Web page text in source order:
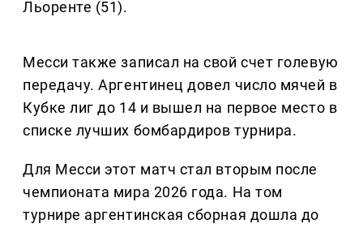
Льоренте (51).
Месси также записал на свой счет голевую
передачу. Аргентинец довел число мячей в
Кубке лиг до 14 и вышел на первое место в
списке лучших бомбардиров турнира.
Для Месси этот матч стал вторым после
чемпионата мира 2026 года. На том
турнире аргентинская сборная дошла до